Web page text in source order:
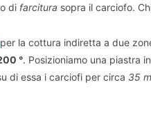
di farcitura sopra il carciofo.
per la cottura indiretta a due
°. Posizioniamo una piastra
di essa i carciofi per circa 35